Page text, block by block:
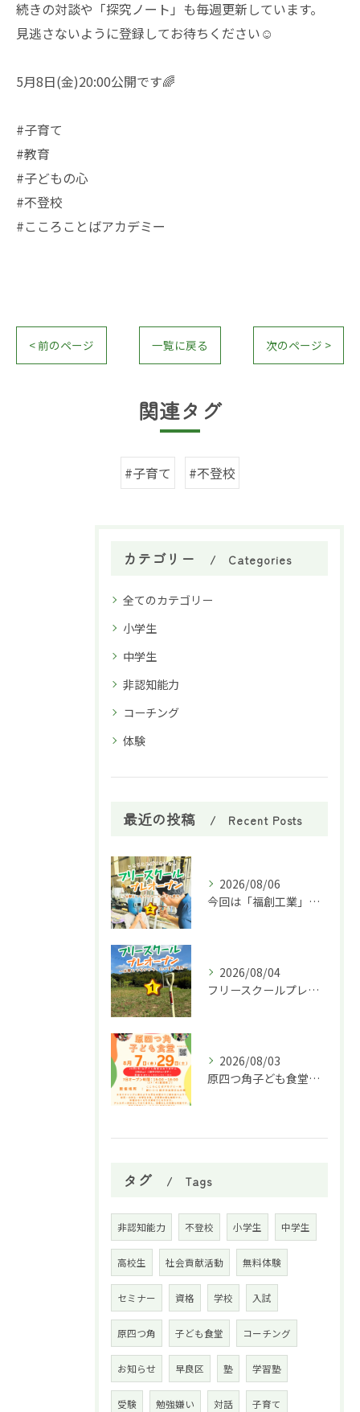
続きの対談や「探究ノート」も毎週更新しています。
見逃さないように登録してお待ちください☺️
5月8日(金)20:00公開です🌈
#子育て
#教育
#子どもの心
#不登校
#こころことばアカデミー
< 前のページ 一覧に戻る 次のページ >
関連タグ
#子育て #不登校
カテゴリー Categories
全てのカテゴリー
小学生
中学生
非認知能力
コーチング
体験
最近の投稿 Recent Posts
2026/08/06
今回は「福創工業」様へ企業訪問に行ってきました！🏭✨
2026/08/04
フリースクールプレオープン①
2026/08/03
原四つ角子ども食堂を8月は２回実施します！
タグ Tags
非認知能力 不登校 小学生 中学生
高校生 社会貢献活動 無料体験
セミナー 資格 学校 入試
原四つ角 子ども食堂 コーチング
お知らせ 早良区 塾 学習塾
受験 勉強嫌い 対話 子育て